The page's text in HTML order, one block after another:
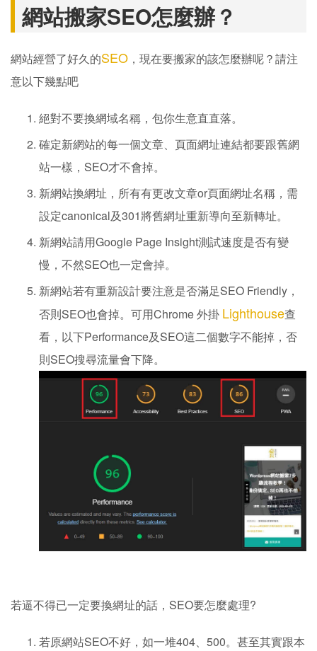
網站搬家SEO怎麼辦？
網站經營了好久的SEO ，現在要搬家的該怎麼辦呢？請注
意以下幾點吧
絕對不要換網域名稱，包你生意直直落。
確定新網站的每一個文章、頁面網址連結都要跟舊網
站一樣，SEO才不會掉。
新網站換網址，所有有更改文章or頁面網址名稱，需
設定canonical及301將舊網址重新導向至新轉址。
新網站請用Google Page Insight測試速度是否有變
慢，不然SEO也一定會掉。
新網站若有重新設計要注意是否滿足SEO Friendly，
否則SEO也會掉。可用Chrome 外掛 Lighthouse查
看，以下Performance及SEO這二個數字不能掉，否
則SEO搜尋流量會下降。
若逼不得已一定要換網址的話，SEO要怎麼處理?
若原網站SEO不好，如一堆404、500。甚至其實跟本